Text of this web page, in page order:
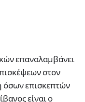
επαναλαμβάνει
στον
όσων επισκεπτών
είναι ο